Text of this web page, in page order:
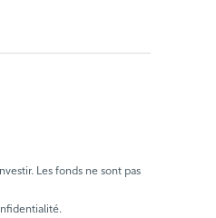
Les fonds ne sont pas